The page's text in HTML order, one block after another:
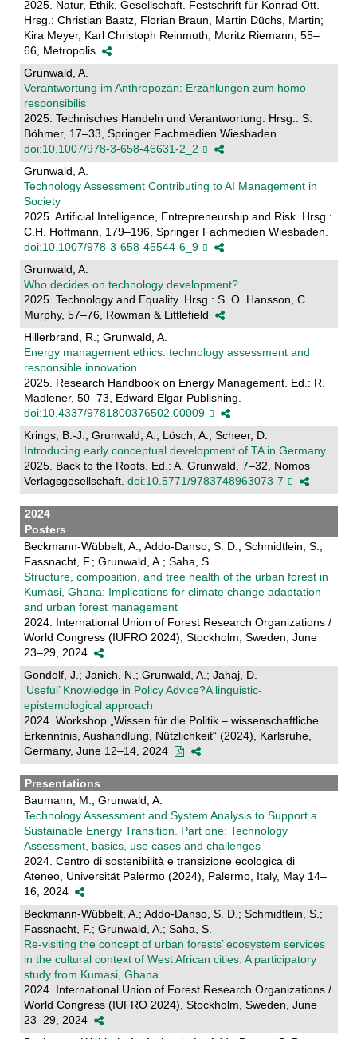
2025. Natur, Ethik, Gesellschaft. Festschrift für Konrad Ott.
Hrsg.: Christian Baatz, Florian Braun, Martin Düchs, Martin;
Kira Meyer, Karl Christoph Reinmuth, Moritz Riemann, 55–
66, Metropolis
Grunwald, A.
Verantwortung im Anthropozän: Erzählungen zum homo
responsibilis
2025. Technisches Handeln und Verantwortung. Hrsg.: S.
Böhmer, 17–33, Springer Fachmedien Wiesbaden.
doi:10.1007/978-3-658-46631-2_2
Grunwald, A.
Technology Assessment Contributing to AI Management in
Society
2025. Artificial Intelligence, Entrepreneurship and Risk. Hrsg.:
C.H. Hoffmann, 179–196, Springer Fachmedien Wiesbaden.
doi:10.1007/978-3-658-45544-6_9
Grunwald, A.
Who decides on technology development?
2025. Technology and Equality. Hrsg.: S. O. Hansson, C.
Murphy, 57–76, Rowman & Littlefield
Hillerbrand, R.; Grunwald, A.
Energy management ethics: technology assessment and
responsible innovation
2025. Research Handbook on Energy Management. Ed.: R.
Madlener, 50–73, Edward Elgar Publishing.
doi:10.4337/9781800376502.00009
Krings, B.-J.; Grunwald, A.; Lösch, A.; Scheer, D.
Introducing early conceptual development of TA in Germany
2025. Back to the Roots. Ed.: A. Grunwald, 7–32, Nomos
Verlagsgesellschaft. doi:10.5771/9783748963073-7
2024
Posters
Beckmann-Wübbelt, A.; Addo-Danso, S. D.; Schmidtlein, S.;
Fassnacht, F.; Grunwald, A.; Saha, S.
Structure, composition, and tree health of the urban forest in
Kumasi, Ghana: Implications for climate change adaptation
and urban forest management
2024. International Union of Forest Research Organizations /
World Congress (IUFRO 2024), Stockholm, Sweden, June
23–29, 2024
Gondolf, J.; Janich, N.; Grunwald, A.; Jahaj, D.
‘Useful’ Knowledge in Policy Advice?A linguistic-
epistemological approach
2024. Workshop „Wissen für die Politik – wissenschaftliche
Erkenntnis, Aushandlung, Nützlichkeit“ (2024), Karlsruhe,
Germany, June 12–14, 2024
Presentations
Baumann, M.; Grunwald, A.
Technology Assessment and System Analysis to Support a
Sustainable Energy Transition. Part one: Technology
Assessment, basics, use cases and challenges
2024. Centro di sostenibilità e transizione ecologica di
Ateneo, Universität Palermo (2024), Palermo, Italy, May 14–
16, 2024
Beckmann-Wübbelt, A.; Addo-Danso, S. D.; Schmidtlein, S.;
Fassnacht, F.; Grunwald, A.; Saha, S.
Re-visiting the concept of urban forests’ ecosystem services
in the cultural context of West African cities: A participatory
study from Kumasi, Ghana
2024. International Union of Forest Research Organizations /
World Congress (IUFRO 2024), Stockholm, Sweden, June
23–29, 2024